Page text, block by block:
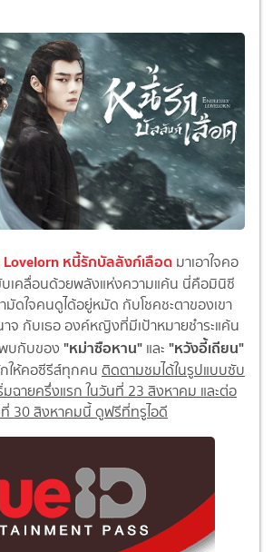
หนี้รักบัลลังก์เลือด มาเอาใจคอ
บเคลื่อนด้วยพลังแห่งความแค้น นี่คือมินิซี
ดใจคนดูได้อยู่หมัด กับโชคชะตาของเขา
จ กับเธอ องค์หญิงที่มีเป้าหมายชำระแค้น
บกับของ "หม่าซือหาน" และ "หวังอี้เถียน"
ให้คอซีรีส์ทุกคน ติดตามชมได้ในรูปแบบซับ
มฉายครึ่งแรก ในวันที่ 23 สิงหาคม และต่อ
30 สิงหาคมนี้ ดูฟรีที่ทรูไอดี